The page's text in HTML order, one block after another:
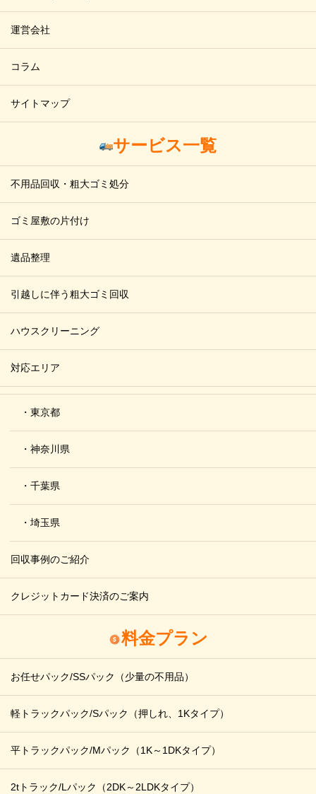
運営会社
コラム
サイトマップ
サービス一覧
不用品回収・粗大ゴミ処分
ゴミ屋敷の片付け
遺品整理
引越しに伴う粗大ゴミ回収
ハウスクリーニング
対応エリア
・東京都
・神奈川県
・千葉県
・埼玉県
回収事例のご紹介
クレジットカード決済のご案内
料金プラン
お任せパック/SSパック （少量の不用品）
軽トラックパック/Sパック （押しれ、1Kタイプ）
平トラックパック/Mパック （1K～1DKタイプ）
2tトラック/Lパック （2DK～2LDKタイプ）